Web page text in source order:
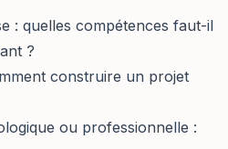
: quelles compétences faut-il
?
construire un projet
ou professionnelle :